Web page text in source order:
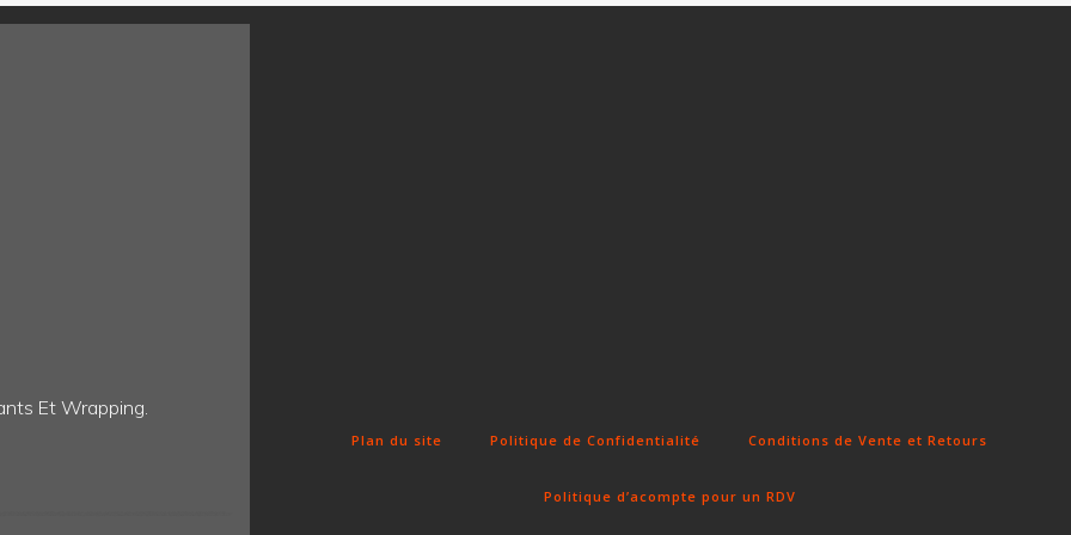
Et Wrapping.
Plan du site Politique de Confidentialité Conditions de Vente et Retours
Politique d’acompte pour un RDV